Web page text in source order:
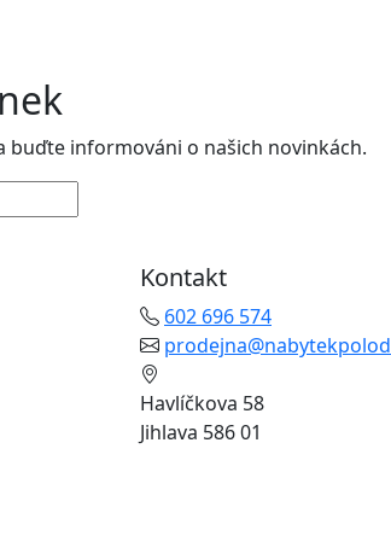
buďte informováni o našich novinkách.
Kontakt
602 696 574
Havlíčkova 58
Jihlava 586 01